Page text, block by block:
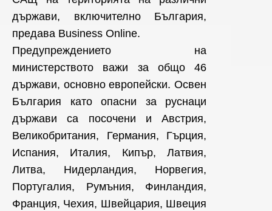
държави, включително България,
предава Business Online.
Предупреждението на
министерството важи за общо 46
държави, основно европейски. Освен
България като опасни за руснаци
държави са посочени и Австрия,
Великобритания, Германия, Гърция,
Испания, Италия, Кипър, Латвия,
Литва, Нидерландия, Норвегия,
Португалия, Румъния, Финландия,
Франция, Чехия, Швейцария, Швеция